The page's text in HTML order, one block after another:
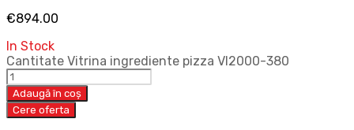
€894.00
In Stock
Cantitate Vitrina ingrediente pizza VI2000-380
Adaugă în coș
Cere oferta